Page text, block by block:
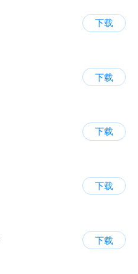
下载
下载
下载
下载
下载